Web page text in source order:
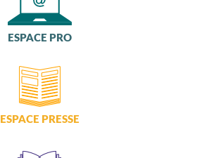
ESPACE PRO
ESPACE PRESSE